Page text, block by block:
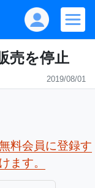
売を停止
2019/08/01
料会員に登録す
ます。